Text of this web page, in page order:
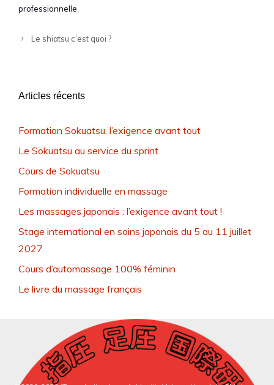
professionnelle.
Le shiatsu c’est quoi ?
Articles récents
Formation Sokuatsu, l’exigence avant tout
Le Sokuatsu au service du sprint
Cours de Sokuatsu
Formation individuelle en massage
Les massages japonais : l’exigence avant tout !
Stage international en soins japonais du 5 au 11 juillet
2027
Cours d’automassage 100% féminin
Le livre du massage français